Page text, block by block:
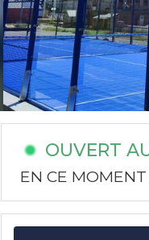
OUVERT
EN CE